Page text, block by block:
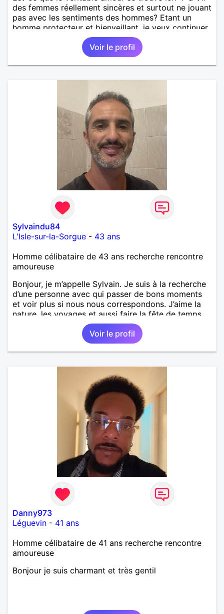
des femmes réellement sincères et surtout ne jouant
pas avec les sentiments des hommes? Etant un
homme protecteur et bienveillant, je veux continuer
d'y croire et pouvoir enfin former la petite famille
que je désir temps. Faux profil, profiteuse et autres
joyeuseté passer votre chemin, vous ne
m'intéressez pas du tout!
Voir le profil
Sylvaindu84
L'Isle-sur-la-Sorgue - 43 ans
Homme célibataire de 43 ans recherche rencontre
amoureuse
Bonjour, je m’appelle Sylvain. Je suis à la recherche
d’une personne avec qui passer de bons moments
et voir plus si nous nous correspondons. J’aime la
nature, les voyages et aussi faire la fête de temps
en temps ;-)Je suis papa d’un petit garçon de 7 ans
dont je m’occupe en garde alternée. J’aime à peu
près tous les styles de musique. (Oui je suis pas
trop fan de Jul). Je fais du sport pour garder la
Voir le profil
Danny973
Léguevin - 41 ans
Homme célibataire de 41 ans recherche rencontre
amoureuse
Bonjour je suis charmant et très gentil